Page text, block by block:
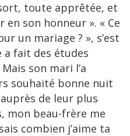
toute apprêtée, et
en son honneur ». « Ce
un mariage ? », s’est
fait des études
son mari l’a
souhaité bonne nuit
de leur plus
mon beau-frère me
combien j’aime ta